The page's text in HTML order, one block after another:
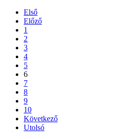
Első
Előző
1
2
3
4
5
6
7
8
9
10
Következő
Utolsó